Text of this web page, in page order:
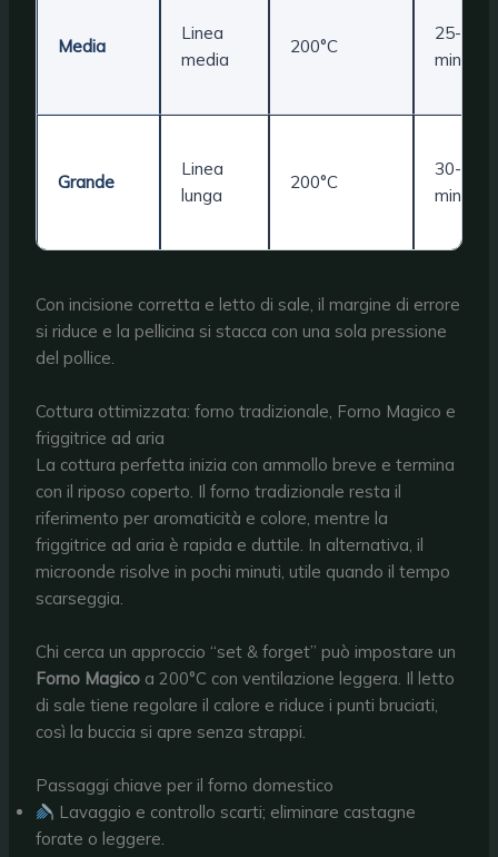
Media
Linea
media
200°C
25-30
min
Grande
Linea
lunga
200°C
30-35
min
Con incisione corretta e letto di sale, il margine di errore
si riduce e la pellicina si stacca con una sola pressione
del pollice.
Cottura ottimizzata: forno tradizionale, Forno Magico e
friggitrice ad aria
La cottura perfetta inizia con ammollo breve e termina
con il riposo coperto. Il forno tradizionale resta il
riferimento per aromaticità e colore, mentre la
friggitrice ad aria è rapida e duttile. In alternativa, il
microonde risolve in pochi minuti, utile quando il tempo
scarseggia.
Chi cerca un approccio “set & forget” può impostare un
Forno Magico a 200°C con ventilazione leggera. Il letto
di sale tiene regolare il calore e riduce i punti bruciati,
così la buccia si apre senza strappi.
Passaggi chiave per il forno domestico
Lavaggio e controllo scarti; eliminare castagne
forate o leggere.